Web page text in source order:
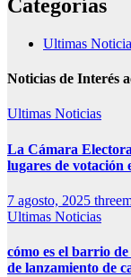
Categorías
Ultimas
Noticias de Interés
Ultimas Noticias
La Cámara
lugares de votación
7 agosto, 2025
Ultimas Noticias
cómo es el barrio
de lanzamiento de